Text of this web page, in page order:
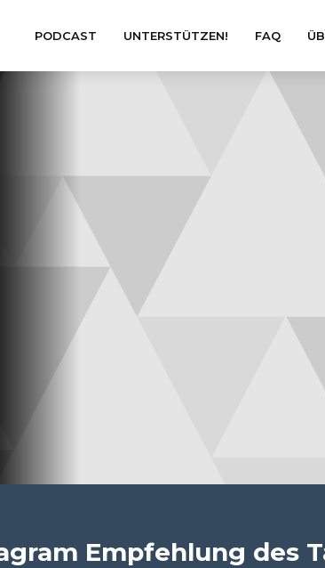
PODCAST UNTERSTÜTZEN! FAQ
Empfehlung des